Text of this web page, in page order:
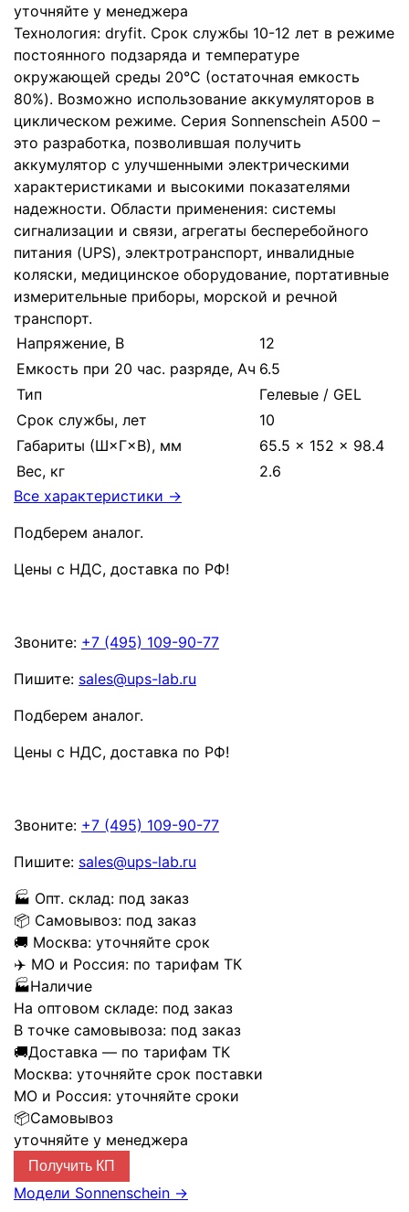
уточняйте у менеджера
Технология: dryfit. Срок службы 10-12 лет в режиме
постоянного подзаряда и температуре
окружающей среды 20°C (остаточная емкость
80%). Возможно использование аккумуляторов в
циклическом режиме. Серия Sonnenschein А500 –
это разработка, позволившая получить
аккумулятор с улучшенными электрическими
характеристиками и высокими показателями
надежности. Области применения: системы
сигнализации и связи, агрегаты бесперебойного
питания (UPS), электротранспорт, инвалидные
коляски, медицинское оборудование, портативные
измерительные приборы, морской и речной
транспорт.
Напряжение, В
12
Емкость при 20 час. разряде, Ач 6.5
Тип
Гелевые / GEL
Срок службы, лет
10
Габариты (Ш×Г×В), мм
65.5 × 152 × 98.4
Вес, кг
2.6
Все характеристики →
Подберем аналог.
Цены с НДС, доставка по РФ!
Звоните: +7 (495) 109-90-77
Пишите: sales@ups-lab.ru
Подберем аналог.
Цены с НДС, доставка по РФ!
Звоните: +7 (495) 109-90-77
Пишите: sales@ups-lab.ru
🏭 Опт. склад: под заказ
📦 Самовывоз: под заказ
🚚 Москва: уточняйте срок
✈️ МО и Россия: по тарифам ТК
🏭Наличие
На оптовом складе: под заказ
В точке самовывоза: под заказ
🚚Доставка — по тарифам ТК
Москва: уточняйте срок поставки
МО и Россия: уточняйте сроки
📦Самовывоз
уточняйте у менеджера
Получить КП
Модели Sonnenschein →